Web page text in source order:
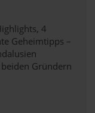
4
Geheimtipps –
Gründern